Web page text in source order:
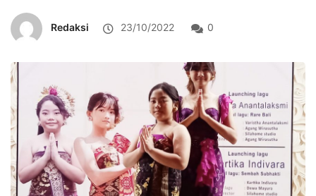
Redaksi 23/10/2022 0